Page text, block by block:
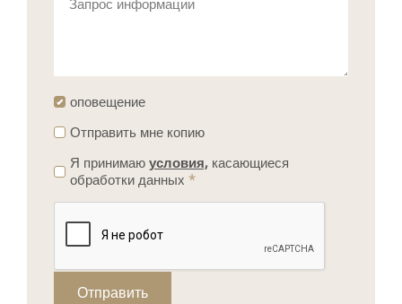
оповещение
Отправить мне копию
Я принимаю условия, касающиеся
обработки данных *
Отправить